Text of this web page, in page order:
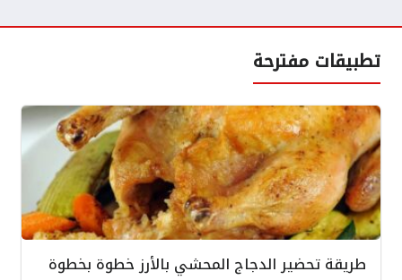
تطبيقات مفترحة
طريقة تحضير الدجاج المحشي بالأرز خطوة بخطوة